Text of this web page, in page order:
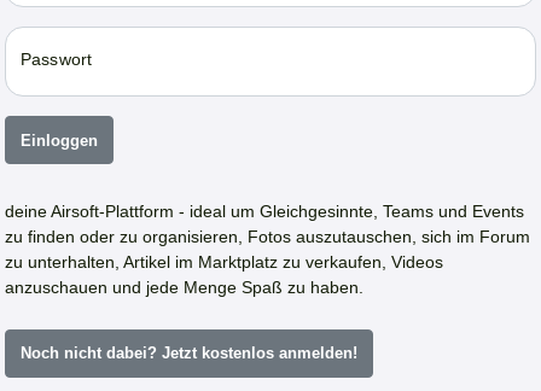
Passwort
Einloggen
deine Airsoft-Plattform - ideal um Gleichgesinnte, Teams und Events
zu finden oder zu organisieren, Fotos auszutauschen, sich im Forum
zu unterhalten, Artikel im Marktplatz zu verkaufen, Videos
anzuschauen und jede Menge Spaß zu haben.
Noch nicht dabei? Jetzt kostenlos anmelden!